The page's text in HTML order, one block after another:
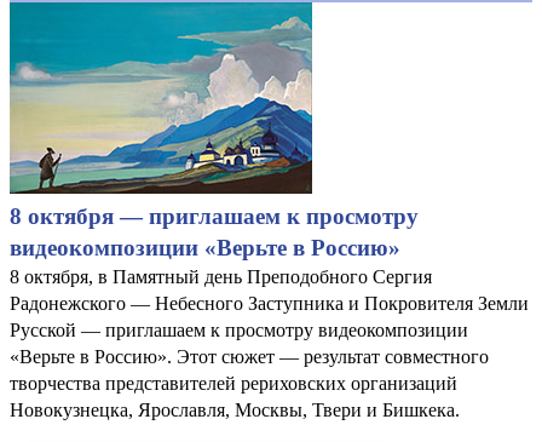
8 октября — приглашаем к просмотру
видеокомпозиции «Верьте в Россию»
8 октября, в Памятный день Преподобного Сергия
Радонежского — Небесного Заступника и Покровителя Земли
Русской — приглашаем к просмотру видеокомпозиции
«Верьте в Россию». Этот сюжет — результат совместного
творчества представителей рериховских организаций
Новокузнецка, Ярославля, Москвы, Твери и Бишкека.